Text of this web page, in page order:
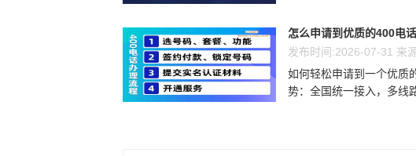
怎么申请到优质的400电
发布时间:2026-07-31 来
如何轻松申请到一个优质
势：全国统一接入，多线